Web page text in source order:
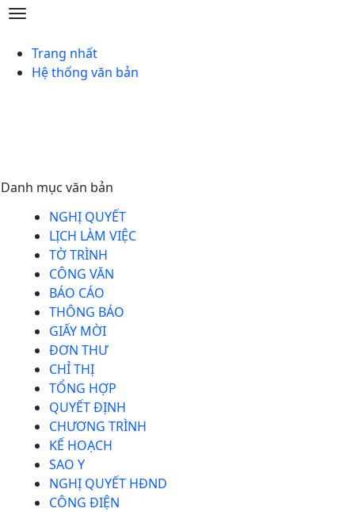
Công văn - Huyện Hải Lăng
Trang nhất
Hệ thống văn bản
Danh mục văn bản
NGHỊ QUYẾT
LỊCH LÀM VIỆC
TỜ TRÌNH
CÔNG VĂN
BÁO CÁO
THÔNG BÁO
GIẤY MỜI
ĐƠN THƯ
CHỈ THỊ
TỔNG HỢP
QUYẾT ĐỊNH
CHƯƠNG TRÌNH
KẾ HOẠCH
SAO Y
NGHỊ QUYẾT HĐND
CÔNG ĐIỆN